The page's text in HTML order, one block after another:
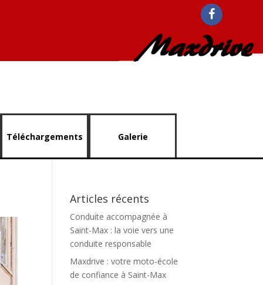
Téléchargements Galerie
Articles récents
Conduite accompagnée à
Saint-Max : la voie vers une
conduite responsable
Maxdrive : votre moto-école
de confiance à Saint-Max